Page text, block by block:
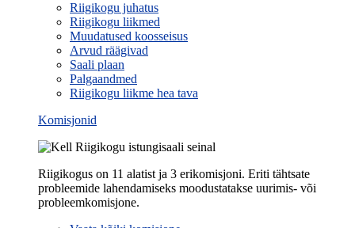
Riigikogu juhatus
Riigikogu liikmed
Muudatused koosseisus
Arvud räägivad
Saali plaan
Palgaandmed
Riigikogu liikme hea tava
Komisjonid
Riigikogus on 11 alatist ja 3 erikomisjoni. Eriti tähtsate
probleemide lahendamiseks moodustatakse uurimis- või
probleemkomisjone.